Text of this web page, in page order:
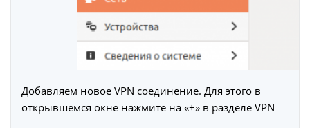
Добавляем новое VPN соединение. Для этого в
открывшемся окне нажмите на «+» в разделе VPN